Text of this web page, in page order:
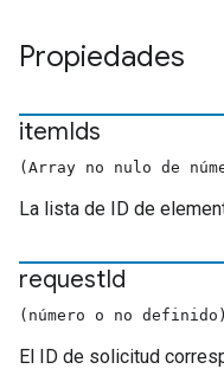
Propiedades
itemIds
(Array no nulo de
La lista de ID de
requestId
(número o no definido)
El ID de solicitud